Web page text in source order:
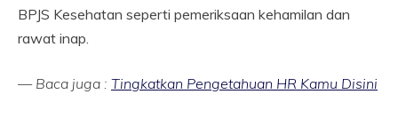
BPJS Kesehatan seperti pemeriksaan kehamilan dan
rawat inap.
— Baca juga : Tingkatkan Pengetahuan HR Kamu Disini